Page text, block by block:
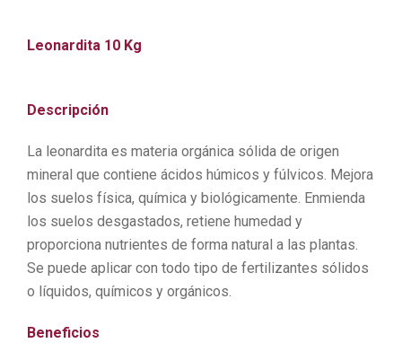
Leonardita 10 Kg
Descripción
La leonardita es materia orgánica sólida de origen
mineral que contiene ácidos húmicos y fúlvicos. Mejora
los suelos física, química y biológicamente. Enmienda
los suelos desgastados, retiene humedad y
proporciona nutrientes de forma natural a las plantas.
Se puede aplicar con todo tipo de fertilizantes sólidos
o líquidos, químicos y orgánicos.
Beneficios